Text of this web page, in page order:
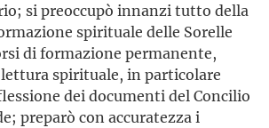
si preoccupò innanzi tutto della
spirituale delle Sorelle
di formazione permanente,
spirituale, in particolare
dei documenti del Concilio
preparò con accuratezza i